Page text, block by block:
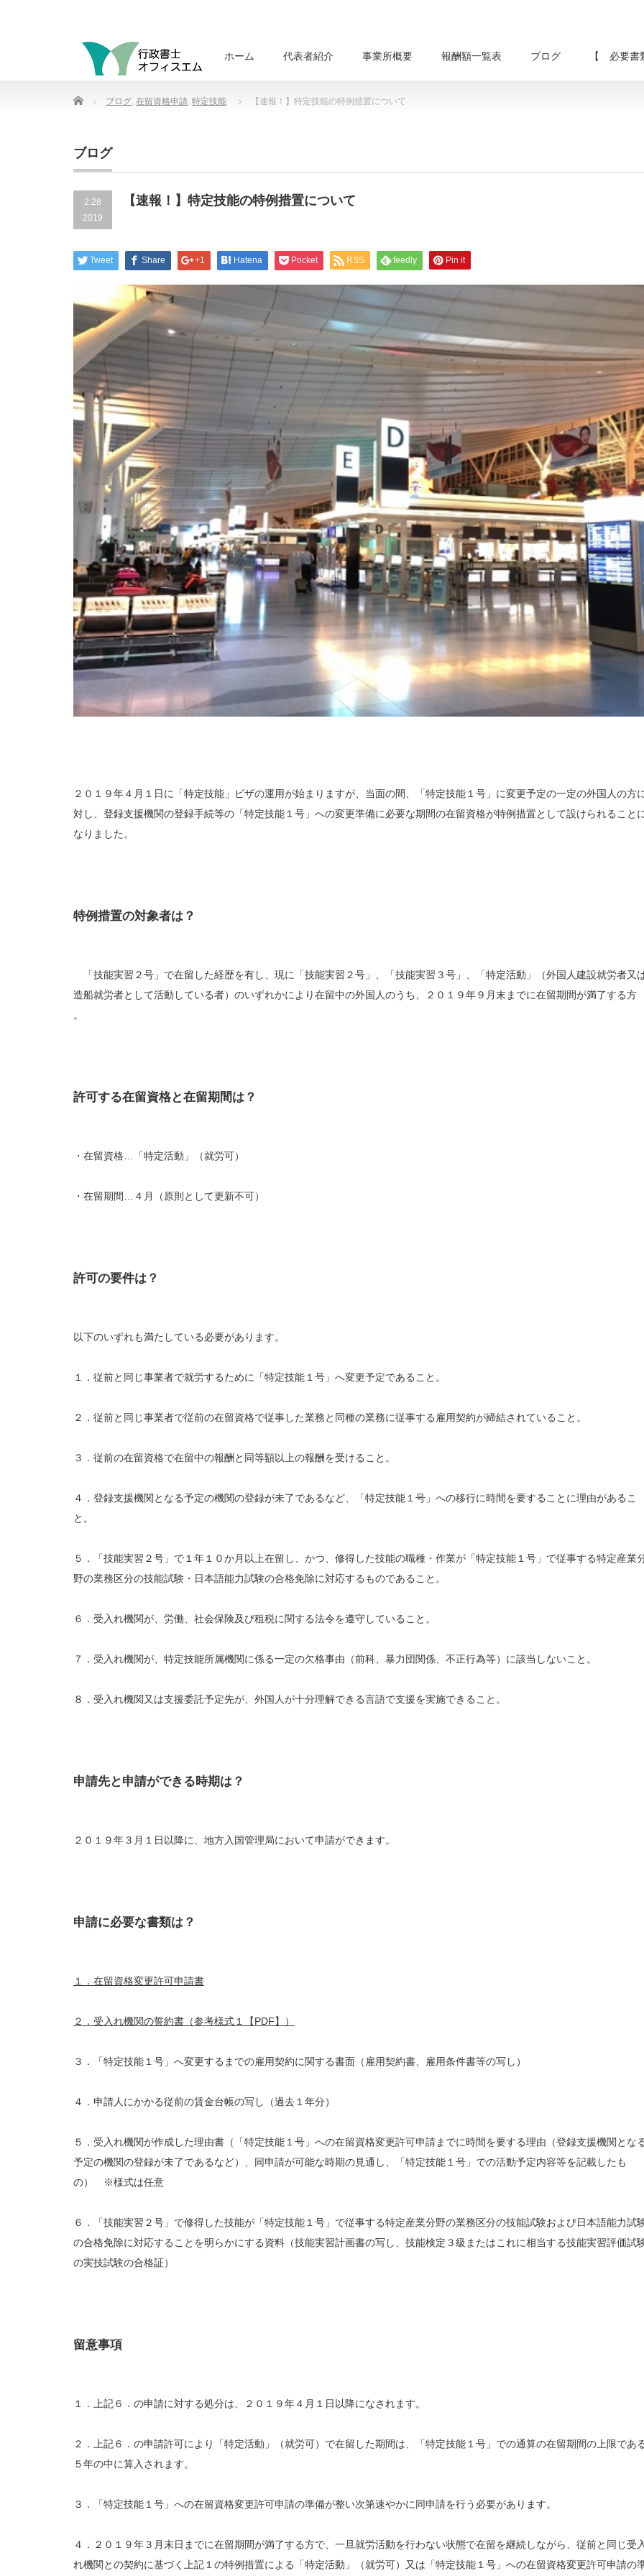
ホーム 代表者紹介 事業所概要 報酬額一覧表 ブログ 【 必要
Home ブログ, 在留資格申請, 特定技能 【速報！】特定技能の特例措置について
ブログ
2.28
2019
【速報！】特定技能の特例措置について
Tweet Share +1 Hatena Pocket RSS feedly Pin it
２０１９年４月１日に「特定技能」ビザの運用が始まりますが、当面の間、「特定技能１号」に変更予定の一定の外国人の方
対し、登録支援機関の登録手続等の「特定技能１号」への変更準備に必要な期間の在留資格が特例措置として設けられること
なりました。
特例措置の対象者は？
「技能実習２号」で在留した経歴を有し、現に「技能実習２号」、「技能実習３号」、「特定活動」（外国人建設就労者又
造船就労者として活動している者）のいずれかにより在留中の外国人のうち、２０１９年９月末までに在留期間が満了する方
。
許可する在留資格と在留期間は？
・在留資格…「特定活動」（就労可）
・在留期間…４月（原則として更新不可）
許可の要件は？
以下のいずれも満たしている必要があります。
１．従前と同じ事業者で就労するために「特定技能１号」へ変更予定であること。
２．従前と同じ事業者で従前の在留資格で従事した業務と同種の業務に従事する雇用契約が締結されていること。
３．従前の在留資格で在留中の報酬と同等額以上の報酬を受けること。
４．登録支援機関となる予定の機関の登録が未了であるなど、「特定技能１号」への移行に時間を要することに理由があるこ
と。
５．「技能実習２号」で１年１０か月以上在留し、かつ、修得した技能の職種・作業が「特定技能１号」で従事する特定産業
野の業務区分の技能試験・日本語能力試験の合格免除に対応するものであること。
６．受入れ機関が、労働、社会保険及び租税に関する法令を遵守していること。
７．受入れ機関が、特定技能所属機関に係る一定の欠格事由（前科、暴力団関係、不正行為等）に該当しないこと。
８．受入れ機関又は支援委託予定先が、外国人が十分理解できる言語で支援を実施できること。
申請先と申請ができる時期は？
２０１９年３月１日以降に、地方入国管理局において申請ができます。
申請に必要な書類は？
１．在留資格変更許可申請書
２．受入れ機関の誓約書（参考様式１【PDF】）
３．「特定技能１号」へ変更するまでの雇用契約に関する書面（雇用契約書、雇用条件書等の写し）
４．申請人にかかる従前の賃金台帳の写し（過去１年分）
５．受入れ機関が作成した理由書（「特定技能１号」への在留資格変更許可申請までに時間を要する理由（登録支援機関とな
予定の機関の登録が未了であるなど）、同申請が可能な時期の見通し、「特定技能１号」での活動予定内容等を記載したも
の） ※様式は任意
６．「技能実習２号」で修得した技能が「特定技能１号」で従事する特定産業分野の業務区分の技能試験および日本語能力試
の合格免除に対応することを明らかにする資料（技能実習計画書の写し、技能検定３級またはこれに相当する技能実習評価試
の実技試験の合格証）
留意事項
１．上記６．の申請に対する処分は、２０１９年４月１日以降になされます。
２．上記６．の申請許可により「特定活動」（就労可）で在留した期間は、「特定技能１号」での通算の在留期間の上限であ
５年の中に算入されます。
３．「特定技能１号」への在留資格変更許可申請の準備が整い次第速やかに同申請を行う必要があります。
４．２０１９年３月末日までに在留期間が満了する方で、一旦就労活動を行わない状態で在留を継続しながら、従前と同じ受
れ機関との契約に基づく上記１の特例措置による「特定活動」（就労可）又は「特定技能１号」への在留資格変更許可申請の